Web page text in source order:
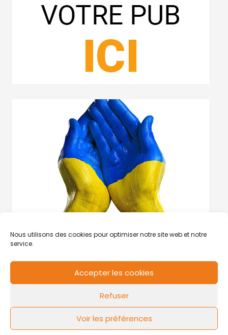
Nous utilisons des cookies pour optimiser notre site web et notre
service.
Accepter les cookies
Refuser
Voir les préférences
Mentions légales Politique de cookies
FLOW44